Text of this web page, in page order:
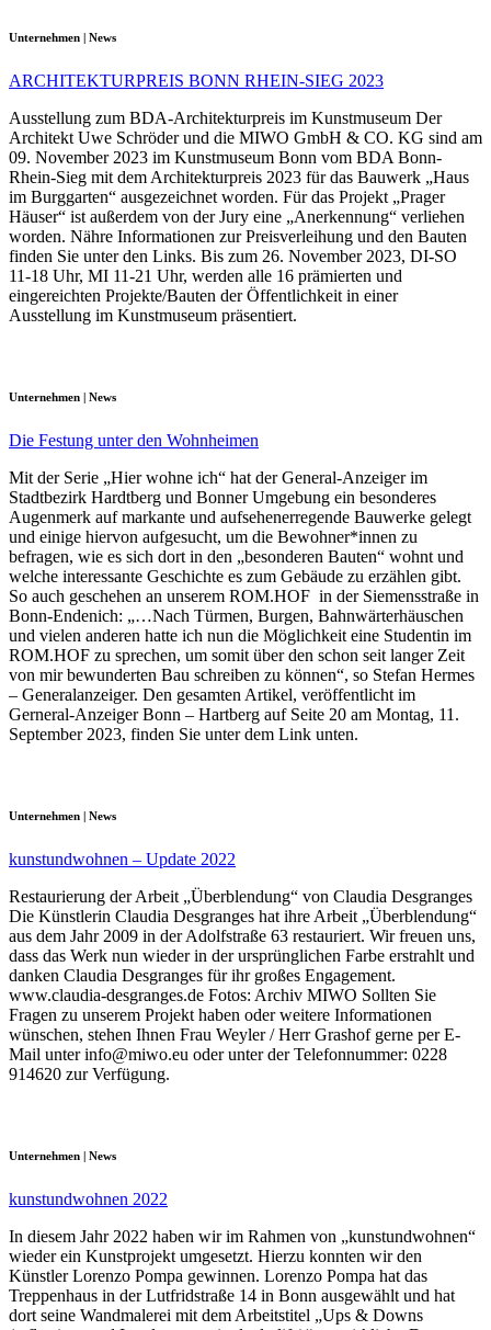
Unternehmen | News
ARCHITEKTURPREIS BONN RHEIN-SIEG 2023
Ausstellung zum BDA-Architekturpreis im Kunstmuseum Der
Architekt Uwe Schröder und die MIWO GmbH & CO. KG sind am
09. November 2023 im Kunstmuseum Bonn vom BDA Bonn-
Rhein-Sieg mit dem Architekturpreis 2023 für das Bauwerk „Haus
im Burggarten“ ausgezeichnet worden. Für das Projekt „Prager
Häuser“ ist außerdem von der Jury eine „Anerkennung“ verliehen
worden. Nähre Informationen zur Preisverleihung und den Bauten
finden Sie unter den Links. Bis zum 26. November 2023, DI-SO
11-18 Uhr, MI 11-21 Uhr, werden alle 16 prämierten und
eingereichten Projekte/Bauten der Öffentlichkeit in einer
Ausstellung im Kunstmuseum präsentiert.
Unternehmen | News
Die Festung unter den Wohnheimen
Mit der Serie „Hier wohne ich“ hat der General-Anzeiger im
Stadtbezirk Hardtberg und Bonner Umgebung ein besonderes
Augenmerk auf markante und aufsehenerregende Bauwerke gelegt
und einige hiervon aufgesucht, um die Bewohner*innen zu
befragen, wie es sich dort in den „besonderen Bauten“ wohnt und
welche interessante Geschichte es zum Gebäude zu erzählen gibt.
So auch geschehen an unserem ROM.HOF in der Siemensstraße in
Bonn-Endenich: „…Nach Türmen, Burgen, Bahnwärterhäuschen
und vielen anderen hatte ich nun die Möglichkeit eine Studentin im
ROM.HOF zu sprechen, um somit über den schon seit langer Zeit
von mir bewunderten Bau schreiben zu können“, so Stefan Hermes
– Generalanzeiger. Den gesamten Artikel, veröffentlicht im
Gerneral-Anzeiger Bonn – Hartberg auf Seite 20 am Montag, 11.
September 2023, finden Sie unter dem Link unten.
Unternehmen | News
kunstundwohnen – Update 2022
Restaurierung der Arbeit „Überblendung“ von Claudia Desgranges
Die Künstlerin Claudia Desgranges hat ihre Arbeit „Überblendung“
aus dem Jahr 2009 in der Adolfstraße 63 restauriert. Wir freuen uns,
dass das Werk nun wieder in der ursprünglichen Farbe erstrahlt und
danken Claudia Desgranges für ihr großes Engagement.
www.claudia-desgranges.de Fotos: Archiv MIWO Sollten Sie
Fragen zu unserem Projekt haben oder weitere Informationen
wünschen, stehen Ihnen Frau Weyler / Herr Grashof gerne per E-
Mail unter info@miwo.eu oder unter der Telefonnummer: 0228
914620 zur Verfügung.
Unternehmen | News
kunstundwohnen 2022
In diesem Jahr 2022 haben wir im Rahmen von „kunstundwohnen“
wieder ein Kunstprojekt umgesetzt. Hierzu konnten wir den
Künstler Lorenzo Pompa gewinnen. Lorenzo Pompa hat das
Treppenhaus in der Lutfridstraße 14 in Bonn ausgewählt und hat
dort seine Wandmalerei mit dem Arbeitstitel „Ups & Downs